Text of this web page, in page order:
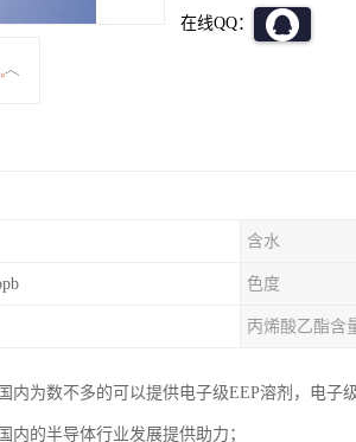
在线QQ：
含水
色度
丙烯酸乙酯含
内为数不多的可以提供电子级EEP溶剂，电子
内的半导体行业发展提供助力；